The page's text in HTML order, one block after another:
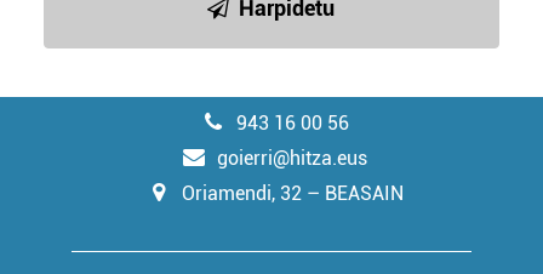
Harpidetu
943 16 00 56
goierri@hitza.eus
Oriamendi, 32 – BEASAIN